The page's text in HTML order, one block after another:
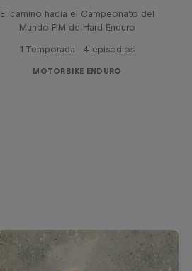
El camino hacia el Campeonato del
Mundo FIM de Hard Enduro
1 Temporada · 4 episodios
MOTORBIKE ENDURO